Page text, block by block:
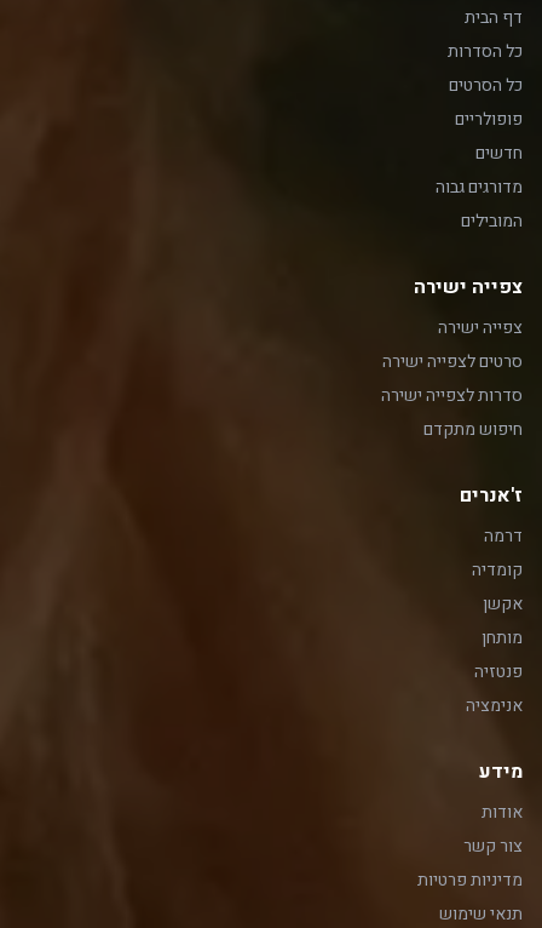
דף הבית
כל הסדרות
כל הסרטים
פופולריים
חדשים
מדורגים גבוה
המובילים
צפייה ישירה
צפייה ישירה
סרטים לצפייה ישירה
סדרות לצפייה ישירה
חיפוש מתקדם
ז'אנרים
דרמה
קומדיה
אקשן
מותחן
פנטזיה
אנימציה
מידע
אודות
צור קשר
מדיניות פרטיות
תנאי שימוש